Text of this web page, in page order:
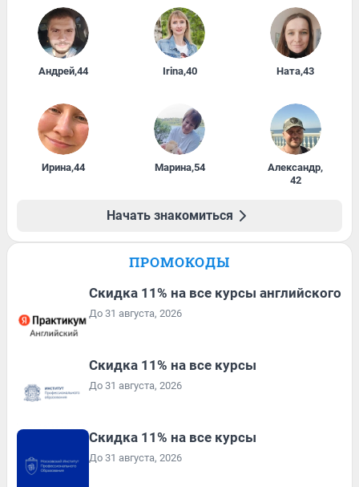
Андрей,44 Irina,40 Ната,43
Ирина,44 Марина,54 Александр,
42
Начать знакомиться
ПРОМОКОДЫ
Скидка 11% на все курсы английского
До 31 августа, 2026
Скидка 11% на все курсы
До 31 августа, 2026
Скидка 11% на все курсы
До 31 августа, 2026